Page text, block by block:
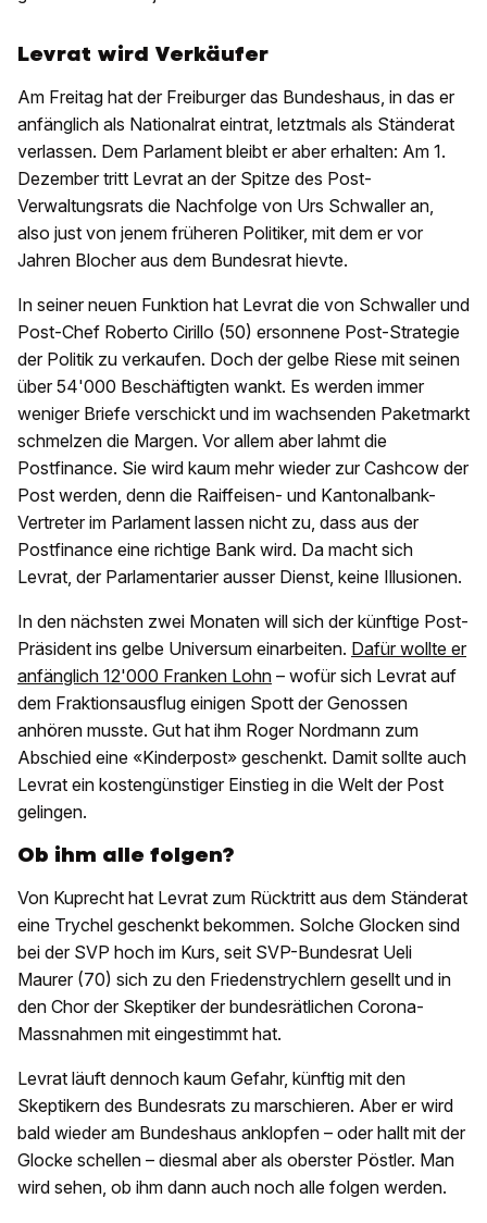
Levrat wird Verkäufer
Am Freitag hat der Freiburger das Bundeshaus, in das er
anfänglich als Nationalrat eintrat, letztmals als Ständerat
verlassen. Dem Parlament bleibt er aber erhalten: Am 1.
Dezember tritt Levrat an der Spitze des Post-
Verwaltungsrats die Nachfolge von Urs Schwaller an,
also just von jenem früheren Politiker, mit dem er vor
Jahren Blocher aus dem Bundesrat hievte.
In seiner neuen Funktion hat Levrat die von Schwaller und
Post-Chef Roberto Cirillo (50) ersonnene Post-Strategie
der Politik zu verkaufen. Doch der gelbe Riese mit seinen
über 54'000 Beschäftigten wankt. Es werden immer
weniger Briefe verschickt und im wachsenden Paketmarkt
schmelzen die Margen. Vor allem aber lahmt die
Postfinance. Sie wird kaum mehr wieder zur Cashcow der
Post werden, denn die Raiffeisen- und Kantonalbank-
Vertreter im Parlament lassen nicht zu, dass aus der
Postfinance eine richtige Bank wird. Da macht sich
Levrat, der Parlamentarier ausser Dienst, keine Illusionen.
In den nächsten zwei Monaten will sich der künftige Post-
Präsident ins gelbe Universum einarbeiten. Dafür wollte er
anfänglich 12'000 Franken Lohn – wofür sich Levrat auf
dem Fraktionsausflug einigen Spott der Genossen
anhören musste. Gut hat ihm Roger Nordmann zum
Abschied eine «Kinderpost» geschenkt. Damit sollte auch
Levrat ein kostengünstiger Einstieg in die Welt der Post
gelingen.
Ob ihm alle folgen?
Von Kuprecht hat Levrat zum Rücktritt aus dem Ständerat
eine Trychel geschenkt bekommen. Solche Glocken sind
bei der SVP hoch im Kurs, seit SVP-Bundesrat Ueli
Maurer (70) sich zu den Friedenstrychlern gesellt und in
den Chor der Skeptiker der bundesrätlichen Corona-
Massnahmen mit eingestimmt hat.
Levrat läuft dennoch kaum Gefahr, künftig mit den
Skeptikern des Bundesrats zu marschieren. Aber er wird
bald wieder am Bundeshaus anklopfen – oder hallt mit der
Glocke schellen – diesmal aber als oberster Pöstler. Man
wird sehen, ob ihm dann auch noch alle folgen werden.